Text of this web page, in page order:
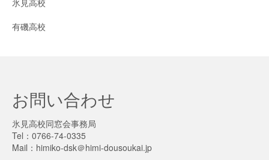
氷見高校
有磯高校
お問い合わせ
氷見高校同窓会事務局
Tel：0766-74-0335
Mail：himiko-dsk＠himi-dousoukai.jp